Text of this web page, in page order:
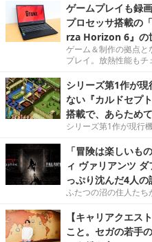
ゲームプレイも録
プロセッサ搭載の
rza Horizon 6』の
ゲーム＆制作の拠点と
プレイ。放熱性能もチ
シリーズ第1作が
ない『カルドセプ
搭載で、あらため
シリーズ第1作が現行
「冒険は楽しいも
ィ ヴァリアンツ
っぷり沈んだ4人の
ふたつの沼の住人たち
【キャリアクエス
こと。セガの若手